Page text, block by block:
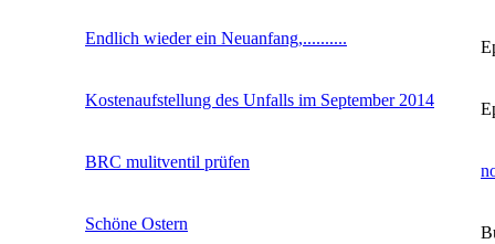
Endlich wieder ein Neuanfang,..........
Kostenaufstellung des Unfalls im September 2014
BRC mulitventil prüfen
Schöne Ostern